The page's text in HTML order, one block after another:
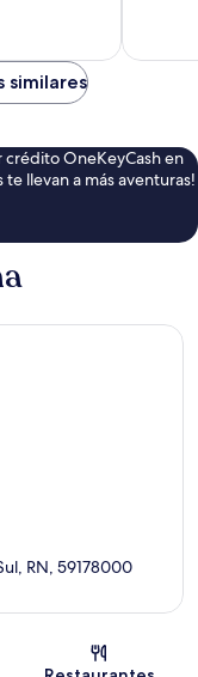
similares
crédito OneKeyCash en
llevan a más aventuras!
mapa
RN, 59178000